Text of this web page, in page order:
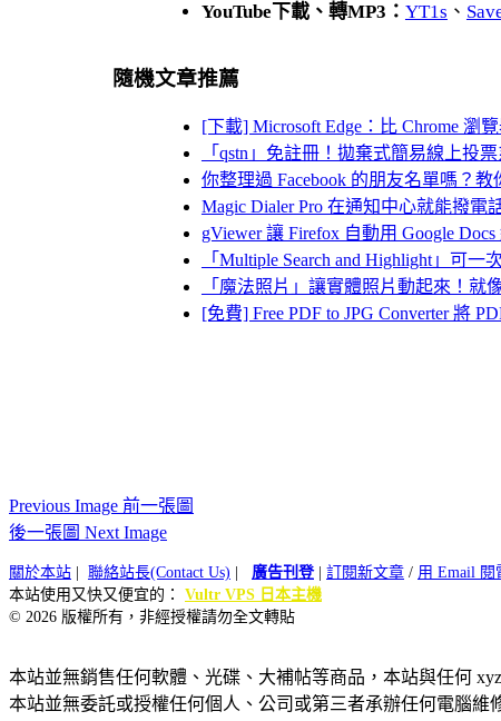
YouTube下載、轉MP3： YT1s 、
隨機文章推薦
[下載] Microsoft Edge：比 Chrome 瀏
「qstn」免註冊！拋棄式簡易線上投
你整理過 Facebook 的朋友名單嗎？
Magic Dialer Pro 在通知中心就能撥電
gViewer 讓 Firefox 自動用 Google
「Multiple Search and Highlight」可
「魔法照片」讓實體照片動起來！就
[免費] Free PDF to JPG Converter 將
Previous Image 前一張圖
後一張圖 Next Image
關於本站 聯絡站長(Contact Us) 廣告刊登| 訂閱新文章 / 用 Email 閱
本站使用又快又便宜的： Vultr VPS 日本主機
© 2026 版權所有，非經授權請勿全文轉貼
本站並無銷售任何軟體、光碟、大補帖等商品，本站與任何
本站並無委託或授權任何個人、公司或第三者承辦任何電腦維